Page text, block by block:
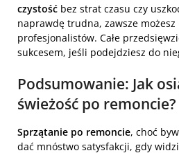
czystość bez strat czasu czy
naprawdę trudna, zawsze
profesjonalistów. Całe
sukcesem, jeśli podejdziesz do
Podsumowanie: Jak
świeżość po remoncie?
Sprzątanie po remoncie, choć
dać mnóstwo satysfakcji, gdy